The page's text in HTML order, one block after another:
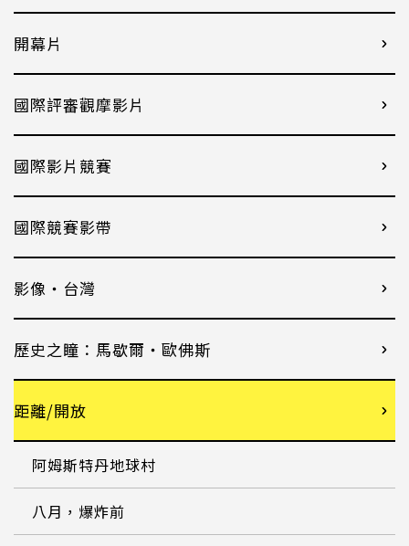
開幕片
國際評審觀摩影片
國際影片競賽
國際競賽影帶
影像・台灣
歷史之瞳：馬歇爾・歐佛斯
距離/開放
阿姆斯特丹地球村
八月，爆炸前